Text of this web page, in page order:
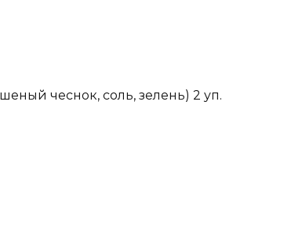
чеснок, соль, зелень) 2 уп.